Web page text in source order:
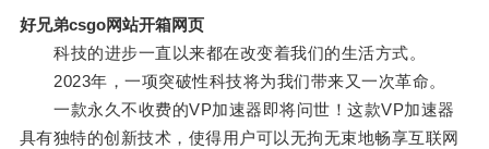
好兄弟csgo网站开箱网页
科技的进步一直以来都在改变着我们的生活方式。
2023年，一项突破性科技将为我们带来又一次革命。
一款永久不收费的VP加速器即将问世！这款VP加速器
具有独特的创新技术，使得用户可以无拘无束地畅享互联网